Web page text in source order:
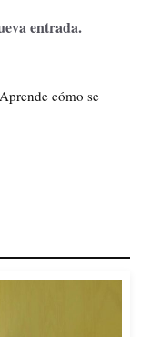
entrada.
Aprende cómo se